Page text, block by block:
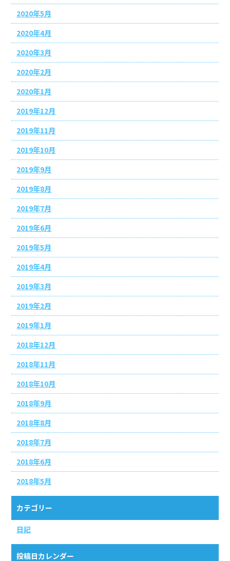
2020年5月
2020年4月
2020年3月
2020年2月
2020年1月
2019年12月
2019年11月
2019年10月
2019年9月
2019年8月
2019年7月
2019年6月
2019年5月
2019年4月
2019年3月
2019年2月
2019年1月
2018年12月
2018年11月
2018年10月
2018年9月
2018年8月
2018年7月
2018年6月
2018年5月
カテゴリー
日記
投稿日カレンダー